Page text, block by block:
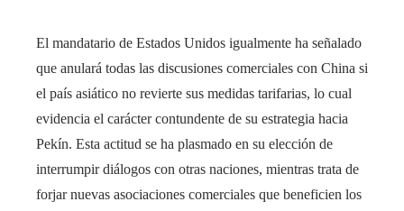
El mandatario de Estados Unidos igualmente ha señalado
que anulará todas las discusiones comerciales con China si
el país asiático no revierte sus medidas tarifarias, lo cual
evidencia el carácter contundente de su estrategia hacia
Pekín. Esta actitud se ha plasmado en su elección de
interrumpir diálogos con otras naciones, mientras trata de
forjar nuevas asociaciones comerciales que beneficien los